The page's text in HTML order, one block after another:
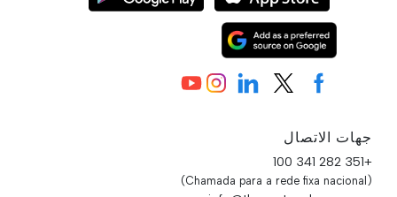
جهات الاتصال
+351 282 341 100
(Chamada para a rede fixa nacional)